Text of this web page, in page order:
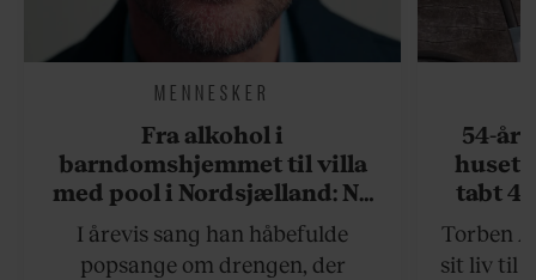
MENNESKER
Fra alkohol i
barndomshjemmet til villa
med pool i Nordsjælland: Nu
skal du høre sandheden om
Rasmus Seebach
I årevis sang han håbefulde
popsange om drengen, der
54-
huset
tabt
Torben
sit liv til